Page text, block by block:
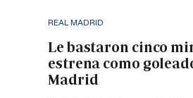
REAL MADRID
Le bastaron cinco
estrena como
Madrid